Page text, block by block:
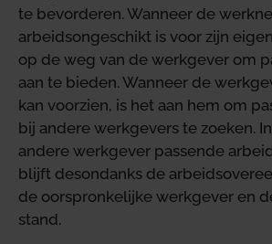
te bevorderen. Wanneer de
arbeidsongeschikt is voor zijn
op de weg van de werkgever om
aan te bieden. Wanneer de
kan voorzien, is het aan hem om
bij andere werkgevers te zoeken.
andere werkgever passende
blijft desondanks de
de oorspronkelijke werkgever en
stand.